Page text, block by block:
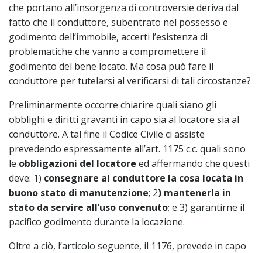
che portano all’insorgenza di controversie deriva dal
fatto che il conduttore, subentrato nel possesso e
godimento dell’immobile, accerti l’esistenza di
problematiche che vanno a compromettere il
godimento del bene locato. Ma cosa può fare il
conduttore per tutelarsi al verificarsi di tali circostanze?
Preliminarmente occorre chiarire quali siano gli
obblighi e diritti gravanti in capo sia al locatore sia al
conduttore. A tal fine il Codice Civile ci assiste
prevedendo espressamente all’art. 1175 c.c. quali sono
le obbligazioni del locatore ed affermando che questi
deve: 1) consegnare al conduttore la cosa locata in
buono stato di manutenzione; 2) mantenerla in
stato da servire all’uso convenuto; e 3) garantirne il
pacifico godimento durante la locazione.
Oltre a ciò, l’articolo seguente, il 1176, prevede in capo